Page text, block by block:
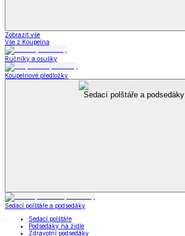
Zobrazit vše
Vše z Koupelna
Ručníky a osušky
Koupelnové předložky
Sedací polštáře a podsedáky
Sedací polštáře a podsedáky
Sedací polštáře
Podsedáky na židle
Zdravotní podsedáky